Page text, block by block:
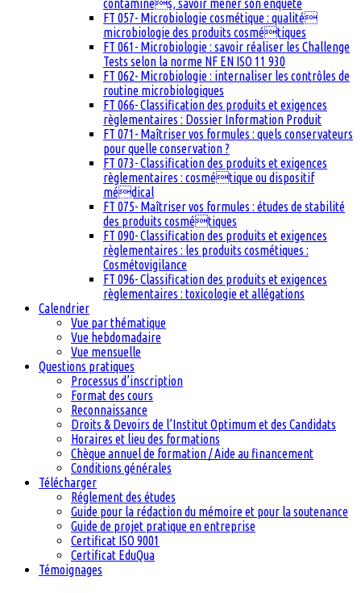
contaminés, savoir mener son enquête
FT 057- Microbiologie cosmétique : qualité
microbiologie des produits cosmétiques
FT 061- Microbiologie : savoir réaliser les Challenge
Tests selon la norme NF EN ISO 11 930
FT 062- Microbiologie : internaliser les contrôles de
routine microbiologiques
FT 066- Classification des produits et exigences
règlementaires : Dossier Information Produit
FT 071- Maîtriser vos formules : quels conservateurs
pour quelle conservation ?
FT 073- Classification des produits et exigences
règlementaires : cosmétique ou dispositif
médical
FT 075- Maîtriser vos formules : études de stabilité
des produits cosmétiques
FT 090- Classification des produits et exigences
règlementaires : les produits cosmétiques :
Cosmétovigilance
FT 096- Classification des produits et exigences
règlementaires : toxicologie et allégations
Calendrier
Vue par thématique
Vue hebdomadaire
Vue mensuelle
Questions pratiques
Processus d’inscription
Format des cours
Reconnaissance
Droits & Devoirs de l’Institut Optimum et des Candidats
Horaires et lieu des formations
Chèque annuel de formation / Aide au financement
Conditions générales
Télécharger
Réglement des études
Guide pour la rédaction du mémoire et pour la soutenance
Guide de projet pratique en entreprise
Certificat ISO 9001
Certificat EduQua
Témoignages